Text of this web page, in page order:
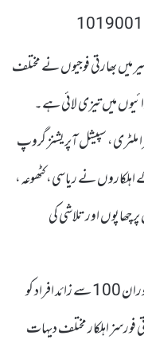
میں بھارتی فوجیوں نے مختلف
میں تیزی لائی ہے۔
ملٹری، سپیشل آپریشنز گروپ
نے ریاسی، کٹھوعہ،
چھاپوں اور تلاشی کی
بھارتی فورسز اہلکاروں نے گزشتہ چند دنوں کے دوران 100 سے زائد افراد کو
فورسز اہلکار مختلف دیہات